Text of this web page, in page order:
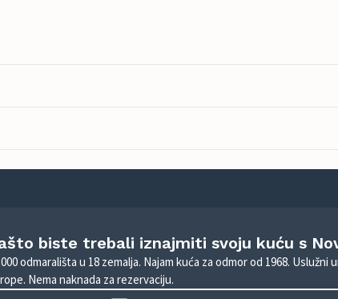
biste trebali iznajmiti svoju kuću s
odmarališta u 18 zemalja. Najam kuća za odmor od 1968. Uslužni
Nema naknada za rezervaciju.